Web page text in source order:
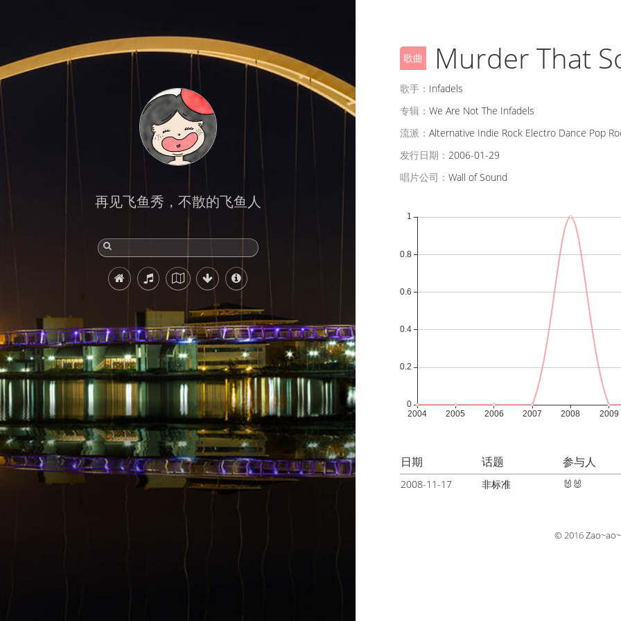
再见飞鱼秀，不散的飞鱼人
歌曲 Murder That
歌手： Infadels
专辑：We Are Not The Infadels
流派：Alternative Indie Rock Electro Dance Pop
发行日期：2006-01-29
唱片公司：Wall of Sound
日期 话题 参与人
2008-11-17 非标准 🐰🐰
© 2016